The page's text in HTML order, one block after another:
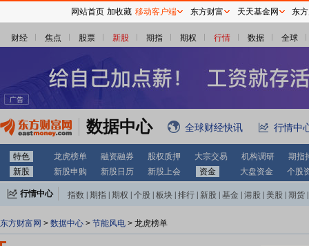
财经 焦点 股票 新股 期指 期权 行情 数据 全球
数据中心 全球财经快讯 行情中
特色 龙虎榜单 融资融券 股权质押 大宗交易 机构调研
期指
新股
新股申购 新股日历 新股上会 资金 大盘资金 个股
行情中心 指数 期指 期权 个股 板块 排行 新股 基金 港股 美股 期货
东方财富网 > 数据中心 > 节能风电 > 龙虎榜单
网站首页 加收藏 移动客户端 东方财富 天天基金网 东